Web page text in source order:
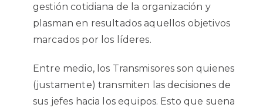
gestión cotidiana de la organización y
plasman en resultados aquellos objetivos
marcados por los líderes.
Entre medio, los Transmisores son quienes
(justamente) transmiten las decisiones de
sus jefes hacia los equipos. Esto que suena